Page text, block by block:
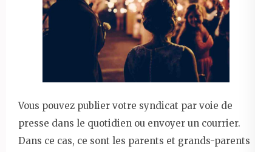
Vous pouvez publier votre syndicat par voie de
presse dans le quotidien ou envoyer un courrier.
Dans ce cas, ce sont les parents et grands-parents